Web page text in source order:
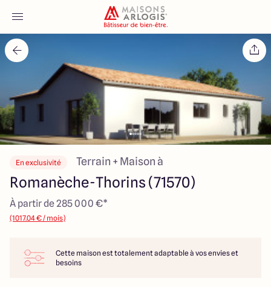
Accueil
Nos maisons
Nos annonces
Votre projet
Qui sommes-nous
Maisons ARLOGIS Macon
En exclusivité Terrain + Maison à
Romanèche-Thorins (71570)
À partir de 285 000 €*
(1017.04 € / mois)
Cette maison est totalement adaptable à vos envies et
besoins